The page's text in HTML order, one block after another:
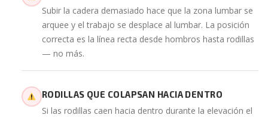
Subir la cadera demasiado hace que la zona lumbar se
arquee y el trabajo se desplace al lumbar. La posición
correcta es la línea recta desde hombros hasta rodillas
— no más.
RODILLAS QUE COLAPSAN HACIA DENTRO
Si las rodillas caen hacia dentro durante la elevación el